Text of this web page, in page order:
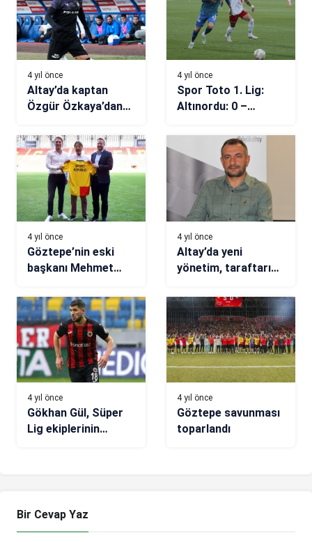
4 yıl önce
Altay’da kaptan
Özgür Özkaya’dan
4 yıl önce
Spor Toto 1. Lig:
Altınordu: 0 –
4 yıl önce
Göztepe’nin eski
başkanı Mehmet
konuşulacak itiraf!
4 yıl önce
Altay’da yeni
yönetim, taraftarın
4 yıl önce
Gökhan Gül, Süper
Lig ekiplerinin
4 yıl önce
Göztepe savunması
toparlandı
Bir Cevap Yaz